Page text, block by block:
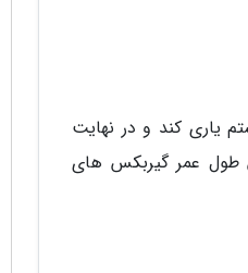
یاری کند و در نهایت
طول عمر گیربکس های